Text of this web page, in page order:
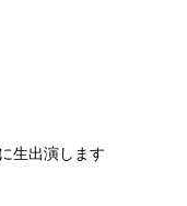
生出演します